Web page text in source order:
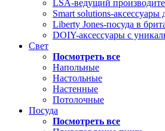
LSA-ведущий
Smart solutions-аксессуары
Liberty Jones-посуда в
DOIY-аксессуары с
Свет
Посмотреть все
Напольные
Настольные
Настенные
Потолочные
Посуда
Посмотреть все